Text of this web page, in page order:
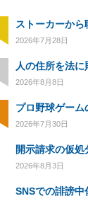
ストーカーから
2026年7月28日
2026年8月8日
2026年7月30日
2026年8月3日